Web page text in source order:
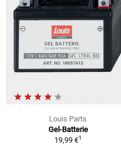
Louis Parts
Gel-Batterie
19,99 €1